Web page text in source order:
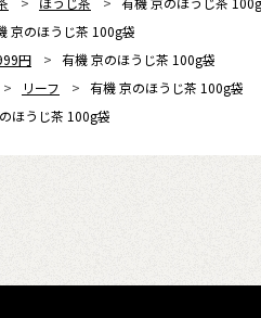
京のほうじ茶 100g袋
円 > 有機 京のほうじ茶 100g袋
> リーフ > 有機 京のほうじ茶 100g袋
ほうじ茶 100g袋